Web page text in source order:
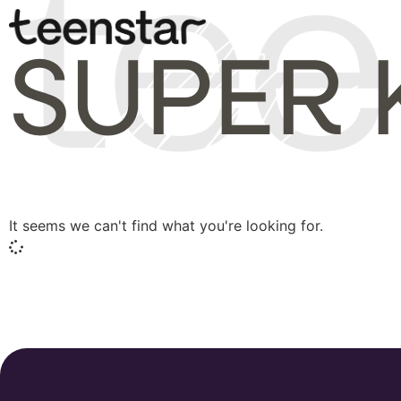
SUPER
It seems we can't find what you're looking for.